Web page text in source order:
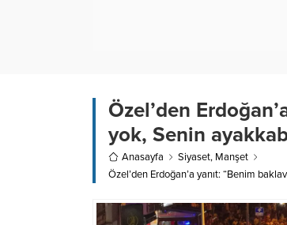
Özel’den
yok, Senin
Anasayfa Siyaset, Manşet
Özel’den Erdoğan’a yanıt: “Benim